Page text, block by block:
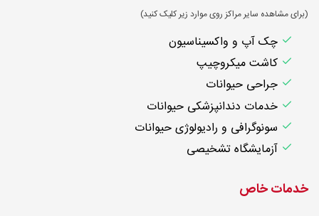
(برای مشاهده سایر مراکز روی موارد زیر کلیک کنید)
چک آپ و واکسیناسیون
کاشت میکروچیپ
جراحی حیوانات
خدمات دندانپزشکی حیوانات
سونوگرافی و رادیولوژی حیوانات
آزمایشگاه تشخیصی
خدمات خاص